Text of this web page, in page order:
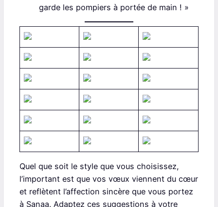
garde les pompiers à portée de main ! »
Quel que soit le style que vous choisissez,
l’important est que vos vœux viennent du cœur
et reflètent l’affection sincère que vous portez
à Sanaa. Adaptez ces suggestions à votre